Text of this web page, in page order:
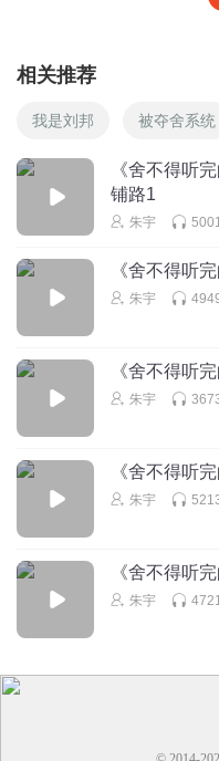
相关推荐
我是刘邦 被夺舍系统
《舍不得听
铺路1
朱宇 5001
《舍不得听
朱宇
《舍不得听
朱宇
《舍不得听
朱宇
《舍不得听
朱宇 4721